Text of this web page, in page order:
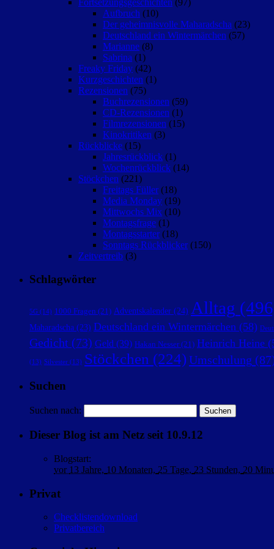
Aufbruch (10)
Der geheimnisvolle Maharadscha (23)
Deutschland ein Wintermärchen (57)
Marianne (8)
Sabrina (1)
Freaky Friday (42)
Kurzgeschichten (1)
Rezensionen (75)
Buchrezensionen (59)
CD-Rezensionen (1)
Filmrezensionen (15)
Kinokritiken (3)
Rückblicke (15)
Jahresrückblick (1)
Wochenrückblick (14)
Stöckchen (221)
Freitags Füller (18)
Media Monday (19)
Mittwochs Mix (10)
Montagsfrage (1)
Montagsstarter (18)
Sonntags Rückblicker (150)
Zeitvertreib (3)
Schlagwörter
5G (14) 1000 Fragen (21) Adventskalender (24) Alltag
Maharadscha (23) Deutschland ein Wintermärchen (58)
Gedicht (73) Geld (39) Hakan Nesser(21) Heinrich Heine
(13) Silvester (13) Stöckchen (224)Umschulung
Suchen
Suchen nach:
Dieser Blog ist am Netz seit 10.9.12
Blogstart:
vor 13 Jahre, 10 Monaten, 25 Tage, 23 Stunden, 20
Privat
Checklistendownload
Privatbereich